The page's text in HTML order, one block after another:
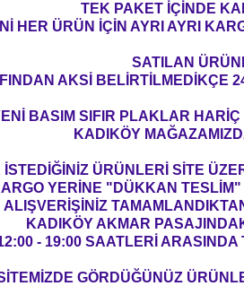
TEK PAKET İÇİNDE
HER ÜRÜN İÇİN AYRI AYRI
SATILAN
AKSİ BELİRTİLMEDİKÇE
BASIM SIFIR PLAKLAR
KADIKÖY
ÜRÜNLERİ SİTE
YERİNE "DÜKKAN
ALIŞVERİŞİNİZ
KADIKÖY AKMAR
- 19:00 SAATLERİ
GÖRDÜĞÜNÜZ